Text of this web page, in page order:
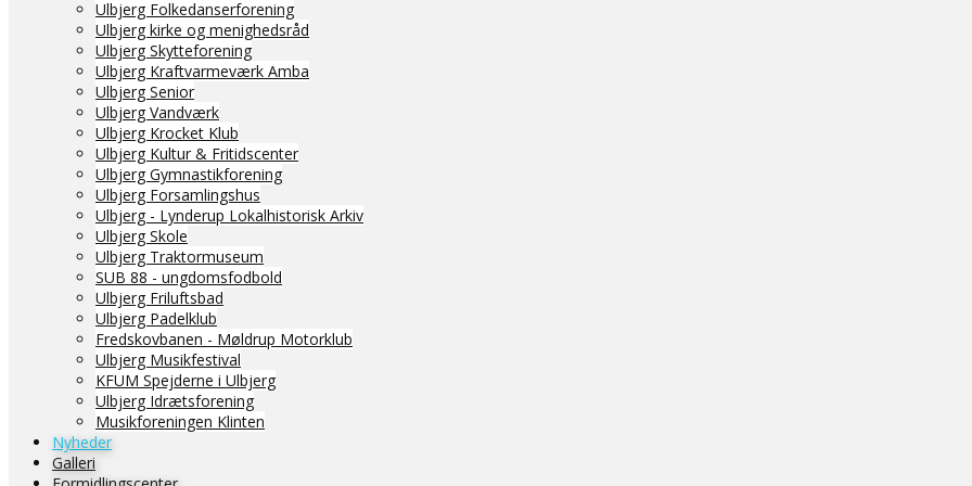
Ulbjerg Folkedanserforening
Ulbjerg kirke og menighedsråd
Ulbjerg Skytteforening
Ulbjerg Kraftvarmeværk Amba
Ulbjerg Senior
Ulbjerg Vandværk
Ulbjerg Krocket Klub
Ulbjerg Kultur & Fritidscenter
Ulbjerg Gymnastikforening
Ulbjerg Forsamlingshus
Ulbjerg - Lynderup Lokalhistorisk Arkiv
Ulbjerg Skole
Ulbjerg Traktormuseum
SUB 88 - ungdomsfodbold
Ulbjerg Friluftsbad
Ulbjerg Padelklub
Fredskovbanen - Møldrup Motorklub
Ulbjerg Musikfestival
KFUM Spejderne i Ulbjerg
Ulbjerg Idrætsforening
Musikforeningen Klinten
Nyheder
Galleri